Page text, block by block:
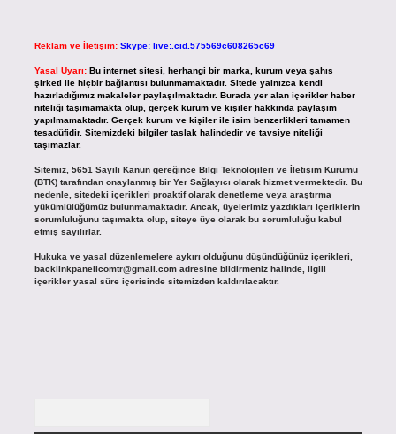
Reklam ve İletişim: Skype: live:.cid.575569c608265c69
Yasal Uyarı: Bu internet sitesi, herhangi bir marka, kurum veya şahıs
şirketi ile hiçbir bağlantısı bulunmamaktadır. Sitede yalnızca kendi
hazırladığımız makaleler paylaşılmaktadır. Burada yer alan içerikler haber
niteliği taşımamakta olup, gerçek kurum ve kişiler hakkında paylaşım
yapılmamaktadır. Gerçek kurum ve kişiler ile isim benzerlikleri tamamen
tesadüfidir. Sitemizdeki bilgiler taslak halindedir ve tavsiye niteliği
taşımazlar.
Sitemiz, 5651 Sayılı Kanun gereğince Bilgi Teknolojileri ve İletişim Kurumu
(BTK) tarafından onaylanmış bir Yer Sağlayıcı olarak hizmet vermektedir. Bu
nedenle, sitedeki içerikleri proaktif olarak denetleme veya araştırma
yükümlülüğümüz bulunmamaktadır. Ancak, üyelerimiz yazdıkları içeriklerin
sorumluluğunu taşımakta olup, siteye üye olarak bu sorumluluğu kabul
etmiş sayılırlar.
Hukuka ve yasal düzenlemelere aykırı olduğunu düşündüğünüz içerikleri,
backlinkpanelicomtr@gmail.comadresine bildirmeniz halinde, ilgili
içerikler yasal süre içerisinde sitemizden kaldırılacaktır.